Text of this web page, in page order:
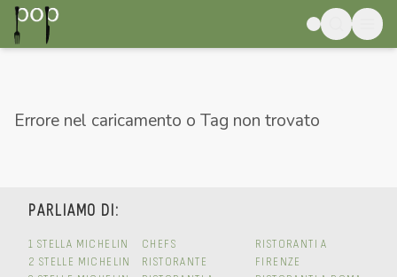
Errore nel caricamento o Tag non trovato
PARLIAMO DI:
1 STELLA MICHELIN
2 STELLE MICHELIN
CHEFS
RISTORANTE
RISTORANTI A
FIRENZE